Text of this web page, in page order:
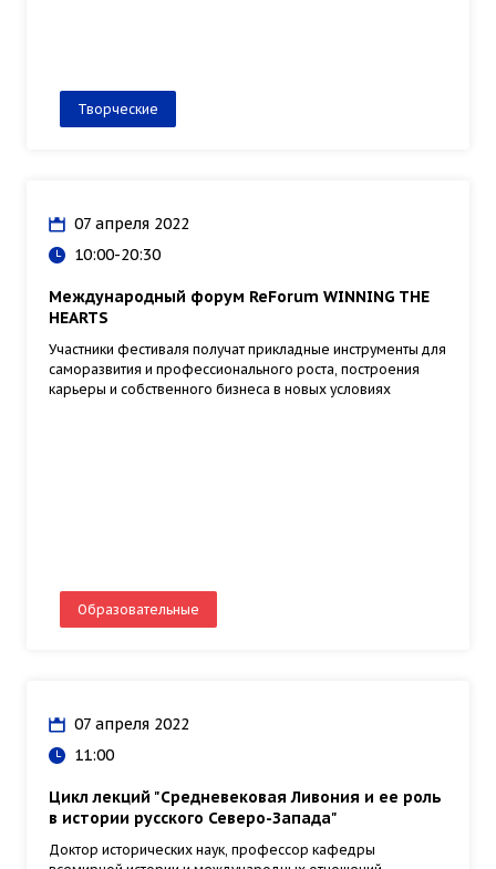
Творческие
07 апреля 2022
10:00-20:30
Международный форум ReForum WINNING THE
HEARTS
Участники фестиваля получат прикладные инструменты для
саморазвития и профессионального роста, построения
карьеры и собственного бизнеса в новых условиях
Образовательные
07 апреля 2022
11:00
Цикл лекций "Средневековая Ливония и ее роль
в истории русского Северо-Запада"
Доктор исторических наук, профессор кафедры